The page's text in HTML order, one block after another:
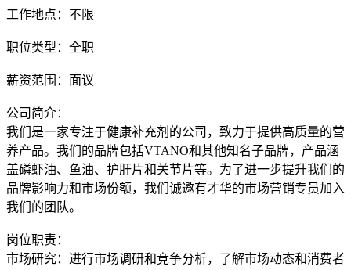
工作地点：不限
职位类型：全职
薪资范围：面议
公司简介：
我们是一家专注于健康补充剂的公司，致力于提供高质量的营
养产品。我们的品牌包括VTANO和其他知名子品牌，产品涵
盖磷虾油、鱼油、护肝片和关节片等。为了进一步提升我们的
品牌影响力和市场份额，我们诚邀有才华的市场营销专员加入
我们的团队。
岗位职责：
市场研究：进行市场调研和竞争分析，了解市场动态和消费者